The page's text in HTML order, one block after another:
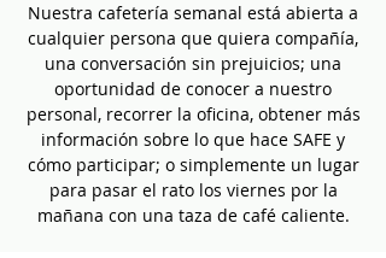
Nuestra cafetería semanal está abierta a
cualquier persona que quiera compañía,
una conversación sin prejuicios; una
oportunidad de conocer a nuestro
personal, recorrer la oficina, obtener más
información sobre lo que hace SAFE y
cómo participar; o simplemente un lugar
para pasar el rato los viernes por la
mañana con una taza de café caliente.